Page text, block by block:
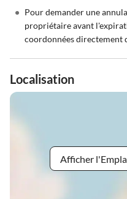
• Pour demander une
propriétaire avant
coordonnées directement
Localisation
Afficher